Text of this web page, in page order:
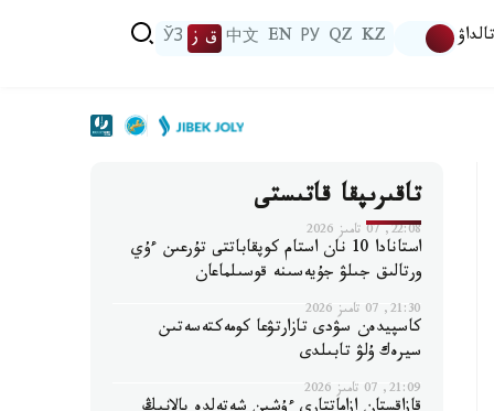
تالداۋ KZ
QZ
РУ
EN
中文 ق ز ЎЗ
تاقىرىپقا قاتىستى
22:08, 07 تامىز 2026
استانادا 10 نان استام كوپقاباتتى تۇرعىن ءۇي
ورتالىق جىلۋ جۇيەسىنە قوسىلماعان
21:30, 07 تامىز 2026
كاسپيدەن سۋدى تازارتۋعا كومەكتەسەتىن
سيرەك ۇلۋ تابىلدى
21:09, 07 تامىز 2026